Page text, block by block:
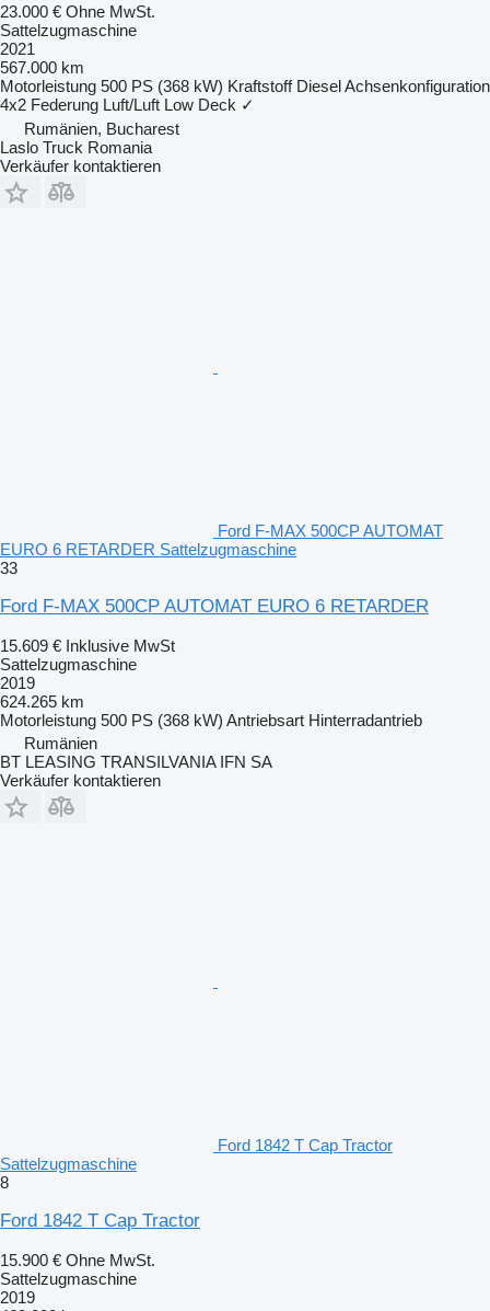
23.000 € Ohne MwSt.
Sattelzugmaschine
2021
567.000 km
Motorleistung 500 PS (368 kW) Kraftstoff DieselAchsenkonfiguration
4x2 Federung Luft/Luft Low Deck ✓
Rumänien, Bucharest
Laslo Truck Romania
Verkäufer kontaktieren
Ford F-MAX 500CP AUTOMAT
EURO 6 RETARDER Sattelzugmaschine
33
Ford F-MAX 500CP AUTOMAT EURO 6 RETARDER
15.609 € Inklusive MwSt
Sattelzugmaschine
2019
624.265 km
Motorleistung 500 PS (368 kW) Antriebsart Hinterradantrieb
Rumänien
BT LEASING TRANSILVANIA IFN SA
Verkäufer kontaktieren
Ford 1842 T Cap Tractor
Sattelzugmaschine
8
Ford 1842 T Cap Tractor
15.900 € Ohne MwSt.
Sattelzugmaschine
2019